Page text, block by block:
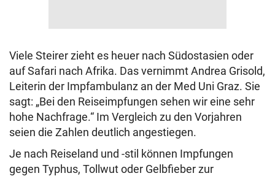
Viele Steirer zieht es heuer nach Südostasien oder
auf Safari nach Afrika. Das vernimmt Andrea Grisold,
Leiterin der Impfambulanz an der Med Uni Graz. Sie
sagt: „Bei den Reiseimpfungen sehen wir eine sehr
hohe Nachfrage.“ Im Vergleich zu den Vorjahren
seien die Zahlen deutlich angestiegen.
Je nach Reiseland und -stil können Impfungen
gegen Typhus, Tollwut oder Gelbfieber zur